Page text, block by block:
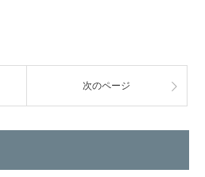
次のページ